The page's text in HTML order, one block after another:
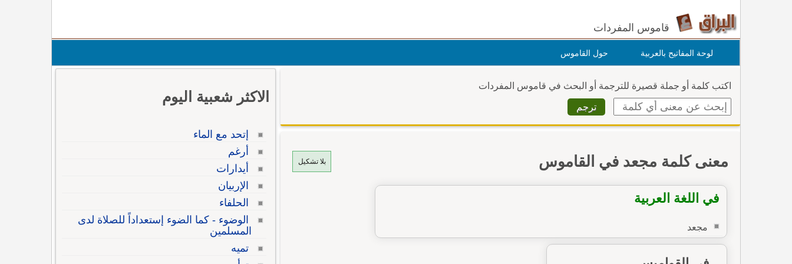
قاموس المفردات
لوحة المفاتيح بالعربية حول القاموس
اكتب كلمة أو جملة قصيرة للترجمة أو البحث في قاموس المفردات
بلا تشكيل معنى كلمة مجعد في القاموس
في اللغة العربية
مجعد
الاكثر شعبية اليوم
إتحد مع الماء
أرغم
أيدارات
الإربيان
الحلفاء
الوضوء - كما الضوء إستعداداً للصلاة لدى
المسلمين
تميه